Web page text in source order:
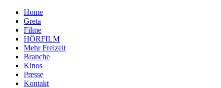
Home
Greta
Filme
HÖRFILM
Mehr Freizeit
Branche
Kinos
Presse
Kontakt